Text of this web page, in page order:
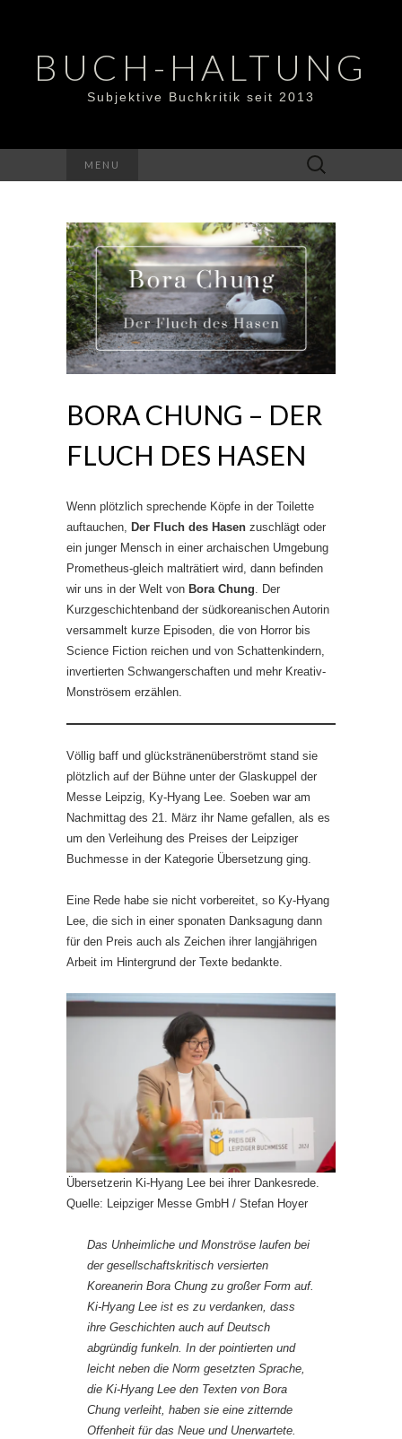
BUCH-HALTUNG
Subjektive Buchkritik seit 2013
MENU
Suchen
nach:
BORA CHUNG – DER
FLUCH DES HASEN
Wenn plötzlich sprechende Köpfe in der Toilette
auftauchen,
Der Fluch des Hasen zuschlägt oder
ein junger Mensch in einer archaischen Umgebung
Prometheus-gleich malträtiert wird, dann befinden
wir uns in der Welt von Bora Chung . Der
Kurzgeschichtenband der südkoreanischen Autorin
versammelt kurze Episoden, die von Horror bis
Science Fiction reichen und von Schattenkindern,
invertierten Schwangerschaften und mehr Kreativ-
Monströsem erzählen.
Völlig baff und glückstränenüberströmt stand sie
plötzlich auf der Bühne unter der Glaskuppel der
Messe Leipzig, Ky-Hyang Lee. Soeben war am
Nachmittag des 21. März ihr Name gefallen, als es
um den Verleihung des Preises der Leipziger
Buchmesse in der Kategorie Übersetzung ging.
Eine Rede habe sie nicht vorbereitet, so Ky-Hyang
Lee, die sich in einer sponaten Danksagung dann
für den Preis auch als Zeichen ihrer langjährigen
Arbeit im Hintergrund der Texte bedankte.
Übersetzerin Ki-Hyang Lee bei ihrer Dankesrede.
Quelle: Leipziger Messe GmbH / Stefan Hoyer
Das Unheimliche und Monströse laufen bei
der gesellschaftskritisch versierten
Koreanerin Bora Chung zu großer Form auf.
Ki-Hyang Lee ist es zu verdanken, dass
ihre Geschichten auch auf Deutsch
abgründig funkeln. In der pointierten und
leicht neben die Norm gesetzten Sprache,
die Ki-Hyang Lee den Texten von Bora
Chung verleiht, haben sie eine zitternde
Offenheit für das Neue und Unerwartete.